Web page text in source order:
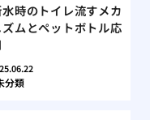
時のトイレ流すメカ
ズムとペットボトル応
分類